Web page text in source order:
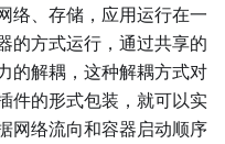
络、存储，应用运行在一
的方式运行，通过共享的
的解耦，这种解耦方式对
件的形式包装，就可以实
网络流向和容器启动顺序